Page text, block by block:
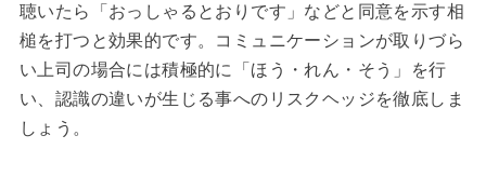
聴いたら「おっしゃるとおりです」などと同意を示す相
槌を打つと効果的です。コミュニケーションが取りづら
い上司の場合には積極的に「ほう・れん・そう」を行
い、認識の違いが生じる事へのリスクヘッジを徹底しま
しょう。